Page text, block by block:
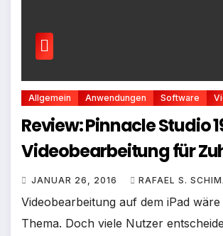
Allgemein Anwendungen Software
Review: Pinnacle Studio
Videobearbeitung für
JANUAR 26, 2016 RAFAEL S.
Videobearbeitung auf dem iPad
Thema. Doch viele Nutzer